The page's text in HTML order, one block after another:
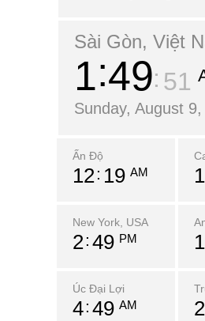
Sài Gòn, Việt
1 49 52
Sunday, August
Ấn Độ
12 19 AM
New York, USA
2 49 PM 1
Úc Đại Lợi
4 49 AM 2